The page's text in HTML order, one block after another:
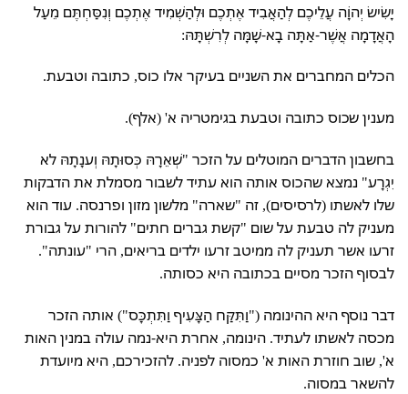
יָשִׂישׂ יְהוָֹה עֲלֵיכֶם לְהַאֲבִיד אֶתְכֶם וּלְהַשְׁמִיד אֶתְכֶם וְנִסַּחְתֶּם מֵעַל
הָאֲדָמָה אֲשֶׁר-אַתָּה בָא-שָׁמָּה לְרִשְׁתָּהּ:
הכלים המחברים את השניים בעיקר אלו כוס, כתובה וטבעת.
מענין שכוס כתובה וטבעת בגימטריה א' (אלף).
בחשבון הדברים המוטלים על הזכר "שְׁאֵרָהּ כְּסוּתָהּ וְענָתָהּ לא
יִגְרָע" נמצא שהכוס אותה הוא עתיד לשבור מסמלת את הדבקות
שלו לאשתו (לרסיסים), זה "שארה" מלשון מזון ופרנסה. עוד הוא
מעניק לה טבעת על שום "קשת גברים חתים" להורות על גבורת
זרעו אשר תעניק לה ממיטב זרעו ילדים בריאים, הרי "עונתה".
לבסוף הזכר מסיים בכתובה היא כסותה.
דבר נוסף היא ההינומה ("וַתִּקַּח הַצָּעִיף וַתִּתְכָּס") אותה הזכר
מכסה לאשתו לעתיד. הינומה, אחרת היא-נמה עולה במנין האות
א', שוב חוזרת האות א' כמסוה לפניה. להזכירכם, היא מיועדת
להשאר במסוה.